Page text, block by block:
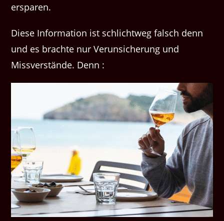
ersparen.
Diese Information ist schlichtweg falsch denn
und es brachte nur Verunsicherung und
Missverstände. Denn :